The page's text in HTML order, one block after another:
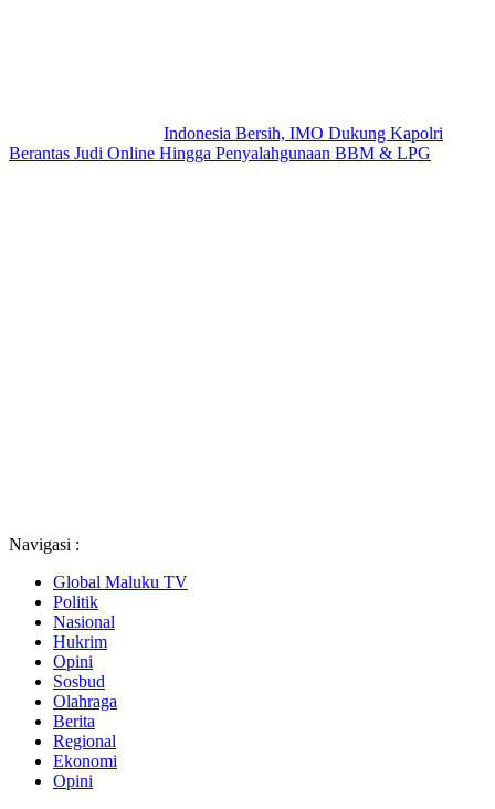
Indonesia Bersih, IMO Dukung Kapolri
Berantas Judi Online Hingga Penyalahgunaan BBM & LPG
Navigasi :
Global Maluku TV
Politik
Nasional
Hukrim
Opini
Sosbud
Olahraga
Berita
Regional
Ekonomi
Opini